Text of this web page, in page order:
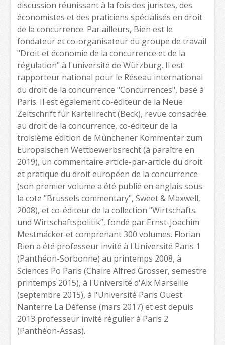
discussion réunissant à la fois des juristes, des
économistes et des praticiens spécialisés en droit
de la concurrence. Par ailleurs, Bien est le
fondateur et co-organisateur du groupe de travail
"Droit et économie de la concurrence et de la
régulation" à l'université de Würzburg. Il est
rapporteur national pour le Réseau international
du droit de la concurrence "Concurrences", basé à
Paris. Il est également co-éditeur de la Neue
Zeitschrift für Kartellrecht (Beck), revue consacrée
au droit de la concurrence, co-éditeur de la
troisième édition de Münchener Kommentar zum
Europäischen Wettbewerbsrecht (à paraître en
2019), un commentaire article-par-article du droit
et pratique du droit européen de la concurrence
(son premier volume a été publié en anglais sous
la cote "Brussels commentary", Sweet & Maxwell,
2008), et co-éditeur de la collection "Wirtschafts.
und Wirtschaftspolitik”, fondé par Ernst-Joachim
Mestmäcker et comprenant 300 volumes. Florian
Bien a été professeur invité à l'Université Paris 1
(Panthéon-Sorbonne) au printemps 2008, à
Sciences Po Paris (Chaire Alfred Grosser, semestre
printemps 2015), à l'Université d'Aix Marseille
(septembre 2015), à l'Université Paris Ouest
Nanterre La Défense (mars 2017) et est depuis
2013 professeur invité régulier à Paris 2
(Panthéon-Assas).